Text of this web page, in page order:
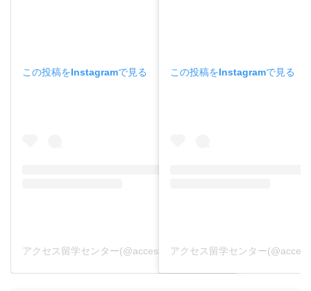
この投稿をInstagramで見る
アクセス留学センター(@accessryugaku)がシェアした投稿
この投稿をInstagramで見る